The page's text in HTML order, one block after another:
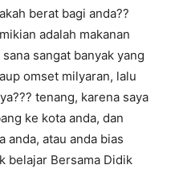
berat bagi anda??
adalah makanan
sangat banyak yang
omset milyaran, lalu
tenang, karena saya
ke kota anda, dan
anda, atau anda bias
belajar Bersama Didik